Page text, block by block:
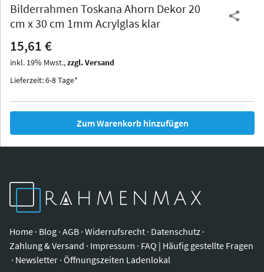
Iowa
Bilderrahmen Toskana Ahorn Dekor 20
cm x 30 cm 1mm Acrylglas klar
15,61 €
inkl. 19% Mwst.,zzgl. Versand
Lieferzeit: 6-8 Tage*
Zum Warenkorb hinzufügen
Home · Blog · AGB · Widerrufsrecht · Datenschutz ·
Zahlung & Versand · Impressum · FAQ | Häufig gestellte Fragen
· Newsletter · Öffnungszeiten Ladenlokal